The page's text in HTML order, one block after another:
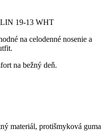
19-13 WHT
na celodenné nosenie a
na bežný deň.
materiál, protišmyková guma